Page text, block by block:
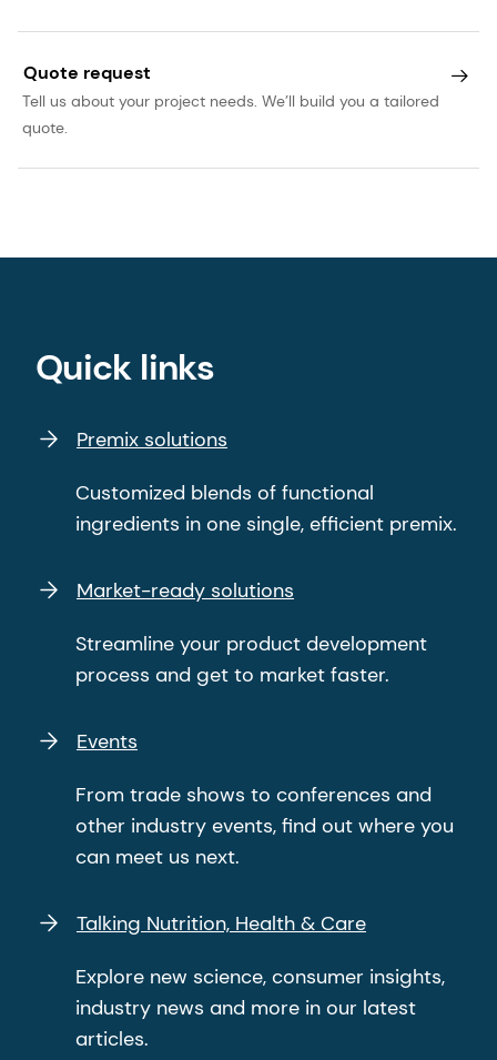
Quote request
Tell us about your project needs. We’ll build you a tailored
quote.
Quick links
Premix solutions
Customized blends of functional
ingredients in one single, efficient premix.
Market-ready solutions
Streamline your product development
process and get to market faster.
Events
From trade shows to conferences and
other industry events, find out where you
can meet us next.
Talking Nutrition, Health & Care
Explore new science, consumer insights,
industry news and more in our latest
articles.